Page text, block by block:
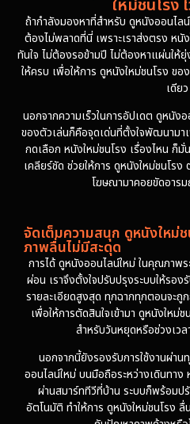
1981
1974
ใหม่ชนโรง
ถ้ากำลังมองหาที่สำหรับ ดูหนังออนไล
ต้องไม่พลาดที่นี่ เพราะเราส่งตรง หนั
ทันใจ ไม่ต้องรอข้ามปี ไม่ต้องหาแผ่นให้
ให้ครบ เพื่อให้การ ดูหนังใหม่ชนโรง ข
เดียว
นอกจากความเร็วในการอัปเดต ดูหนัง
ของตัวเล่นก็คือจุดเด่นที่ตั้งใจพัฒนามา
กดเลือก หนังใหม่ชนโรง เรื่องไหน ก็มั่
เคลียร์ชัด ช่วยให้การ ดูหนังใหม่ชนโร
โฆษณามาคอยขัดอาร
จัดเต็มความสนุก ดูหนังใหม่
ภาพลื่นไม่มีสะดุด
การได้ ดูหนังออนไลน์ใหม่ ในคุณภาพ
ผ่อน เราจึงตั้งใจปรับปรุงระบบให้รอ
รายละเอียดสูงสุด ทุกฉากทุกตอนจะ
เพื่อให้การตัดสินใจเข้ามา ดูหนังใหม่
สำหรับวันหยุดหรือช่วงเว
นอกจากนี้ยังรองรับการใช้งานผ่า
ออนไลน์ใหม่ บนมือถือระหว่างเดินทาง
ผ่านสมาร์ททีวีที่บ้าน ระบบก็พร้อมปรั
อัตโนมัติ ทำให้การ ดูหนังใหม่ชนโรง